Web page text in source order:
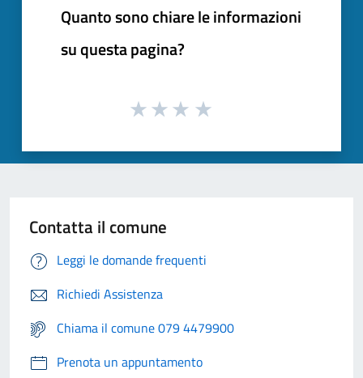
Quanto sono chiare le informazioni
su questa pagina?
Contatta il comune
Leggi le domande frequenti
Richiedi Assistenza
Chiama il comune 079 4479900
Prenota un appuntamento